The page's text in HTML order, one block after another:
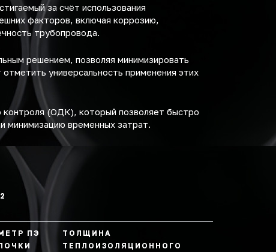
за счёт использования
факторов, включая коррозию,
трубопровода.
решением, позволяя минимизировать
универсальность применения этих
контроля (ОДК), который позволяет быстро
минимизацию временных затрат.
ПЭ
ТОЛЩИНА
ТЕПЛОИЗОЛЯЦИОННОГО